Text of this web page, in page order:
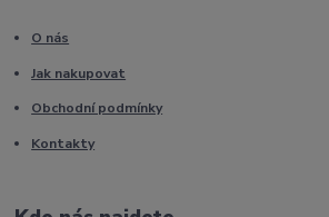
O nás
Jak nakupovat
Obchodní podmínky
Kontakty